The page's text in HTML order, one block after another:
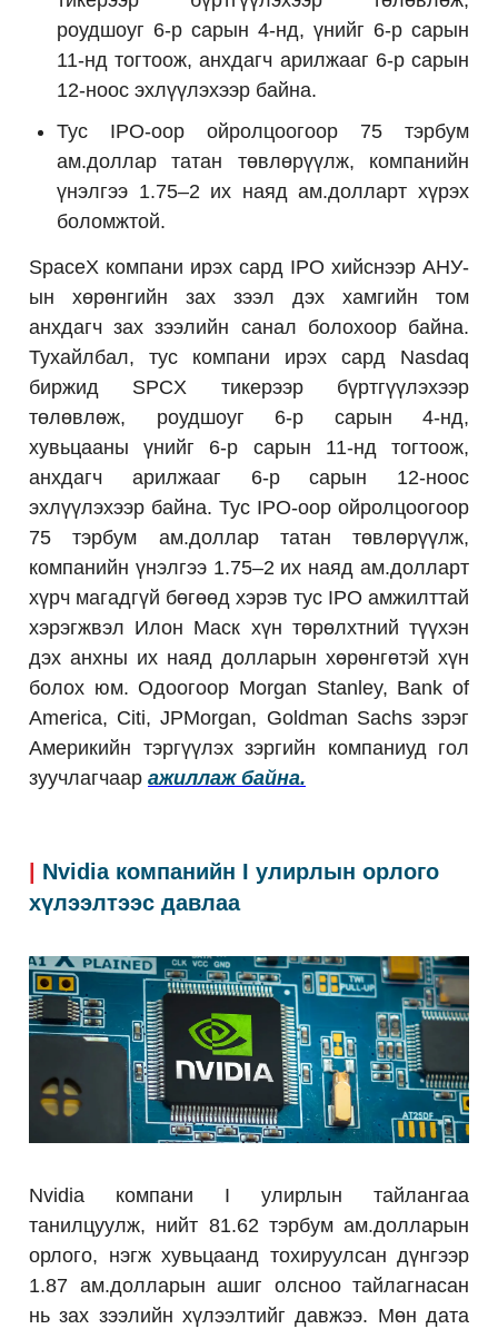
роудшоуг 6-р сарын 4-нд, үнийг 6-р сарын
11-нд тогтоож, анхдагч арилжааг 6-р сарын
12-ноос эхлүүлэхээр байна.
Тус IPO-оор ойролцоогоор 75 тэрбум
ам.доллар татан төвлөрүүлж, компанийн
үнэлгээ 1.75–2 их наяд ам.долларт хүрэх
боломжтой.
SpaceX компани ирэх сард IPO хийснээр АНУ-
ын хөрөнгийн зах зээл дэх хамгийн том
анхдагч зах зээлийн санал болохоор байна.
Тухайлбал, тус компани ирэх сард Nasdaq
биржид SPCX тикерээр бүртгүүлэхээр
төлөвлөж, роудшоуг 6-р сарын 4-нд,
хувьцааны үнийг 6-р сарын 11-нд тогтоож,
анхдагч арилжааг 6-р сарын 12-ноос
эхлүүлэхээр байна. Тус IPO-оор ойролцоогоор
75 тэрбум ам.доллар татан төвлөрүүлж,
компанийн үнэлгээ 1.75–2 их наяд ам.долларт
хүрч магадгүй бөгөөд хэрэв тус IPO амжилттай
хэрэгжвэл Илон Маск хүн төрөлхтний түүхэн
дэх анхны их наяд долларын хөрөнгөтэй хүн
болох юм. Одоогоор Morgan Stanley, Bank of
America, Citi, JPMorgan, Goldman Sachs зэрэг
Америкийн тэргүүлэх зэргийн компаниуд гол
зуучлагчаар ажиллаж байна.
Nvidia компанийн I улирлын орлого
хүлээлтээс давлаа
Nvidia компани I улирлын тайлангаа
танилцуулж, нийт 81.62 тэрбум ам.долларын
орлого, нэгж хувьцаанд тохируулсан дүнгээр
1.87 ам.долларын ашиг олсноо тайлагнасан
нь зах зээлийн хүлээлтийг давжээ. Мөн дата